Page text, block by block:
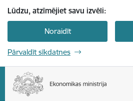
Lūdzu, atzīmējiet savu izvēli:
Noraidīt
Pārvaldīt sīkdatnes